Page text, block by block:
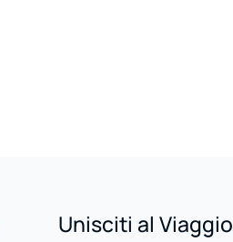
Unisciti al Viaggio